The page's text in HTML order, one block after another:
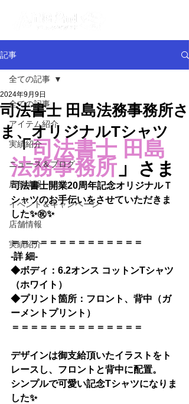
記事
全ての記事
アイテム紹介
実績紹介
ニュース＆ブログ
店舗情報
イベント＆キャンペーン
店舗情報
実績紹介
全ての記事
司法書士 田島法務事務所さ
ま、オリジナルTシャツ
2024年9月9日
「司法書士 田島
法務事務所 」 さま
司法書士開業20周年記念オリジナルＴ
シャツのお手伝いをさせていただきま
した✨㊗✨
＝＝＝＝＝＝＝＝＝＝＝＝＝＝
-詳 細-
◆ボディ：6.2オンス コットンTシャツ
（ホワイト）
◆プリント箇所：フロント、背中（ガ
ーメントプリント）
＝＝＝＝＝＝＝＝＝＝＝＝＝＝
デザインは御支給頂いたイラストをト
レースし、フロントと背中に配置。
シンプルで可愛い記念Tシャツになりま
した✨